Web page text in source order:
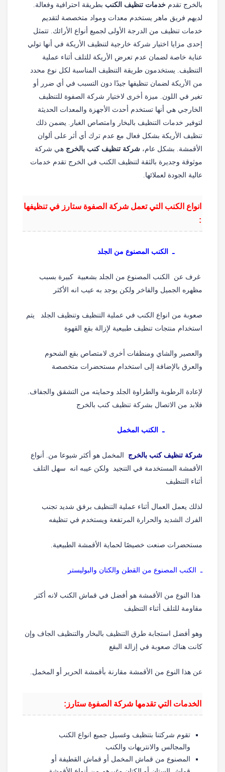
بالخرج تقدم خدمات تنظيف الكنب بطريقة احترافية وفعالة.
لديهم فريق ماهر يستخدم معدات ومواد متخصصة لتقديم
خدمات تنظيف من الدرجة الأولى لجميع أنواع الأرائك. تتمثل
إحدى مزايا اختيار شركة خارجية لتنظيف الأريكة في أنها تولي
عناية خاصة لضمان عدم تعرض الأريكة للتلف أثناء عملية
التنظيف. يستخدمون طريقة التنظيف المناسبة لكل نوع محدد
من الأريكة لضمان تنظيفها جيدًا دون التسبب في أي ضرر أو
تغير في اللون. ميزة أخرى لاختيار شركة الصفوة للتنظيف
الخارجي هي أنها تستخدم أحدث الأجهزة والمعدات الحديثة
لتوفير خدمات التنظيف بالبخار وامتصاص الغبار. يضمن ذلك
تنظيف الأريكة بشكل فعال مع عدم ترك أي أثر على ألوان
الأقمشة. بشكل عام، شركة تنظيف كنب بالخرج هي شركة
موثوقة وجديرة بالثقة لتنظيف الكنب في الخرج تقدم خدمات
عالية الجودة لعملائها.
انواع الكنب التي تعمل شركة الصفوة ستارز في تنظيفها
:
ـ الكنب المصنوع من الجلد
غرف عن الكنب المصنوع من الجلد بشعبية كبيرة بسبب
مظهره الجميل والفاخر ولكن يوجد به عيب انه الأكثر
صعوبة من انواع الكنب في عملية التنظيف وتنظيف الجلد يتم
استخدام منتجات تنظيف طبيعية لإزالة بقع القهوة
والعصير والشاي ومنظفات أخرى لامتصاص بقع الشحوم
والعرق بالإضافة إلى استخدام مستحضرات متخصصة
لإعادة الرطوبة والطراوة الجلد وحمايته من التشقق والجفاف.
فلابد من الاتصال بشركة تنظيف كنب بالخرج
ـ الكنب المخمل
شركة تنظيف كنب بالخرج
المخمل هو أكثر شيوعا من. أنواع
الأقمشة المستخدمة في التنجيد ولكن عيبه انه سهل التلف
أثناء التنظيف
لذلك يعمل العمال أثناء عملية التنظيف برفق شديد تجنب
الفرك الشديد والحرارة المرتفعة ويستخدم في تنظيفه
مستحضرات صنعت خصيصًا لحماية الأقمشة الطبيعية.
ـ الكنب المصنوع من القطن والكتان والبوليستر
هذا النوع من الأقمشة هو أفضل في قماش الكنب لانه أكثر
مقاومة للتلف أثناء التنظيف
وهو أفضل استجابة طرق التنظيف بالبخار والتنظيف الجاف وإن
كانت هناك صعوبة في إزالة البقع
عن هذا النوع من الأقمشة مقارنة بأقمشة الحرير أو المخمل.
الخدمات التي تقدمها شركة الصفوة ستارز:
تقوم شركتنا بتنظيف وغسيل جميع انواع الكنب
والمجالس والانتريهات والكنب
المصنوع من قماش المخمل أو قماش القطيفة أو